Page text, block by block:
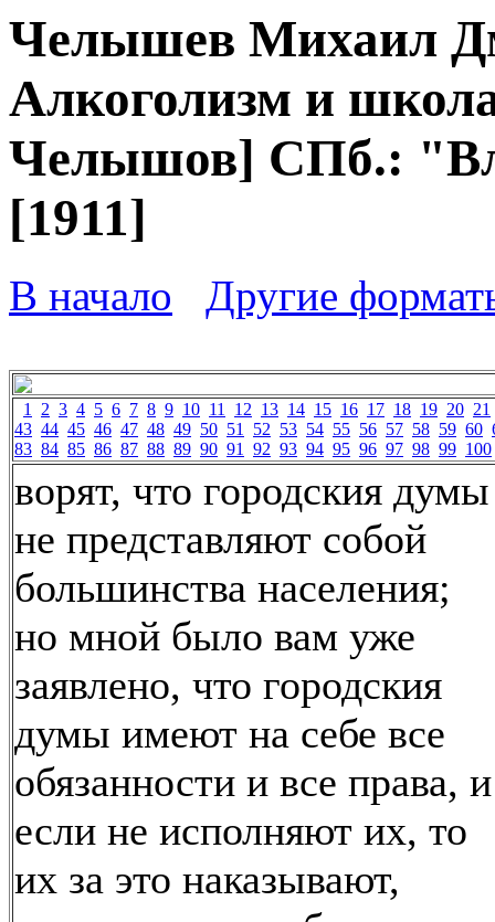
Челышев Михаил
Алкоголизм и
Челышов] СПб.:
[1911]
В начало Другие
1 2 3 4 5 6 7 8 9 10 11 12 13 14 15 16 17 18 19 20 21
43 44 45 46 47 48 49 50 51 52 53 54 55 56 57 58 59 60
83 84 85 86 87 88 89 90 91 92 93 94 95 96 97 98 99 100
ворят, что городския думы
не представляют собой
большинства населения;
но мной было вам уже
заявлено, что городския
думы имеют на себе все
обязанности и все права, и
если не исполняют их, то
их за это наказывают,